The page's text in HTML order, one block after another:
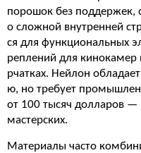
порошок без поддержек,
о сложной внутренней
ся для функциональных
реплений для кинокамер
рчатках. Нейлон
ю, но требует
от 100 тысяч долларов —
мастерских.
Материалы часто